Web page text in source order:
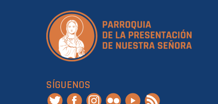
SÍGUENOS